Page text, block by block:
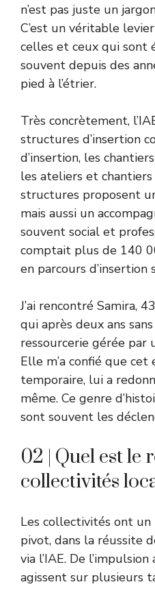
n’est pas juste un
C’est un véritable
celles et ceux qui sont
souvent depuis des
pied à l’étrier.
Très concrètement,
structures d’insertion
d’insertion, les
les ateliers et chantiers
structures proposent
mais aussi un
souvent social et
comptait plus de 140
en parcours d’insertion
J’ai rencontré Samira,
qui après deux ans
ressourcerie gérée par
Elle m’a confié que
temporaire, lui a
même. Ce genre
sont souvent les
02 | Quel est le
collectivités
Les collectivités ont un
pivot, dans la réussite
via l’IAE. De
agissent sur plusieurs